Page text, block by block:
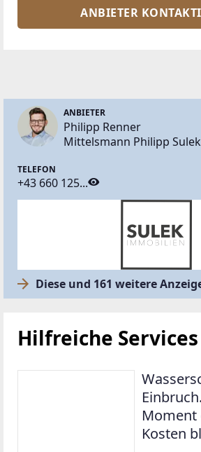
ANBIETER
ANBIETER
Philipp Renner
Mittelsmann Philipp
TELEFON
+43 660 125...
Diese und 161 weitere
Hilfreiche Services
Moment
Kosten